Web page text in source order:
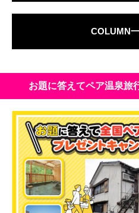
COLUMN
お題に答えてペア温泉旅